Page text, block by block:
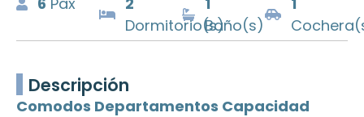
Dormitorio(s)Baño(s)
Descripción
Comodos Departamentos Capacidad